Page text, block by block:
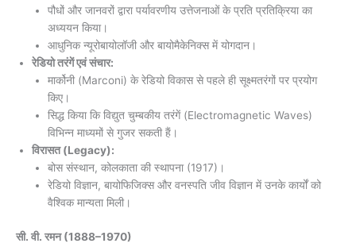
पौधों और जानवरों द्वारा पर्यावरणीय उत्तेजनाओं के प्रति प्रतिक्रिया का
अध्ययन किया।
आधुनिक न्यूरोबायोलॉजी और बायोमैकेनिक्स में योगदान।
रेडियो तरंगें एवं संचार:
मार्कोनी (Marconi) के रेडियो विकास से पहले ही सूक्ष्मतरंगों पर प्रयोग
किए।
सिद्ध किया कि विद्युत चुम्बकीय तरंगें (Electromagnetic Waves)
विभिन्न माध्यमों से गुजर सकती हैं।
विरासत (Legacy):
बोस संस्थान, कोलकाता की स्थापना (1917)।
रेडियो विज्ञान, बायोफिजिक्स और वनस्पति जीव विज्ञान में उनके कार्यों को
वैश्विक मान्यता मिली।
सी. वी. रमन(1888–1970)